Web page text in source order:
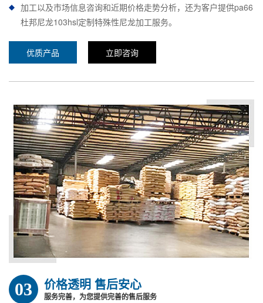
加工以及市场信息咨询和近期价格走势分析，还为客户提供pa66
杜邦尼龙103hsl定制特殊性尼龙加工服务。
优质产品 立即咨询
03 价格透明 售后安心
服务完善，为您提供完善的售后服务